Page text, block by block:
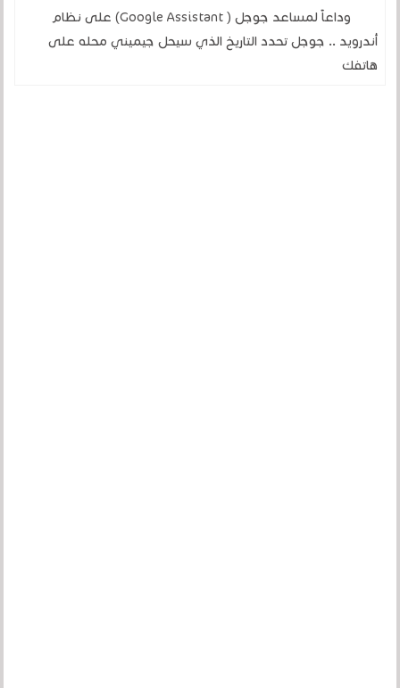
وداعاً لمساعد جوجل ( Google Assistant) على نظام
أندرويد .. جوجل تحدد التاريخ الذي سيحل جيميني محله على
هاتفك